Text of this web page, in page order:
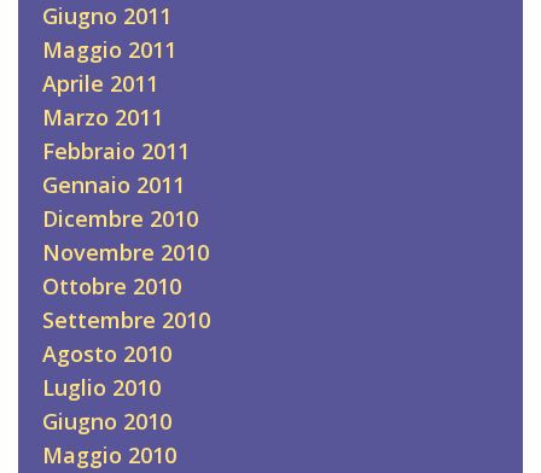
Giugno 2011
Maggio 2011
Aprile 2011
Marzo 2011
Febbraio 2011
Gennaio 2011
Dicembre 2010
Novembre 2010
Ottobre 2010
Settembre 2010
Agosto 2010
Luglio 2010
Giugno 2010
Maggio 2010